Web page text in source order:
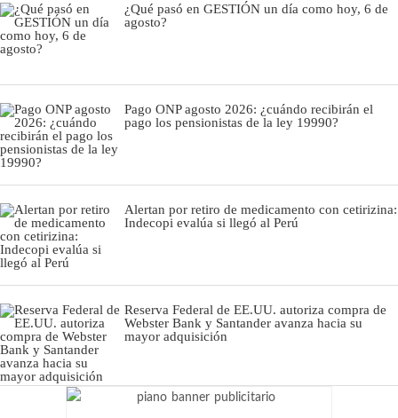
¿Qué pasó en GESTIÓN un día como hoy, 6 de
agosto?
Pago ONP agosto 2026: ¿cuándo recibirán el
pago los pensionistas de la ley 19990?
Alertan por retiro de medicamento con cetirizina:
Indecopi evalúa si llegó al Perú
Reserva Federal de EE.UU. autoriza compra de
Webster Bank y Santander avanza hacia su
mayor adquisición